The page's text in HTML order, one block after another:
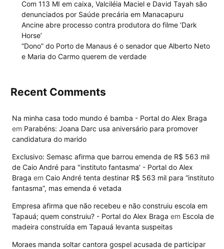
Com 113 MI em caixa, Valciléia Maciel e David Tayah são
denunciados por Saúde precária em Manacapuru
Ancine abre processo contra produtora do filme ‘Dark
Horse’
“Dono” do Porto de Manaus é o senador que Alberto Neto
e Maria do Carmo querem de verdade
Recent Comments
Na minha casa todo mundo é bamba - Portal do Alex Braga
em Parabéns: Joana Darc usa aniversário para promover
candidatura do marido
Exclusivo: Semasc afirma que barrou emenda de R$ 563 mil
de Caio André para "instituto fantasma' - Portal do Alex
Braga em Caio André tenta destinar R$ 563 mil para “instituto
fantasma”, mas emenda é vetada
Empresa afirma que não recebeu e não construiu escola em
Tapauá; quem construiu? - Portal do Alex Braga em Escola de
madeira construída em Tapauá levanta suspeitas
Moraes manda soltar cantora gospel acusada de participar